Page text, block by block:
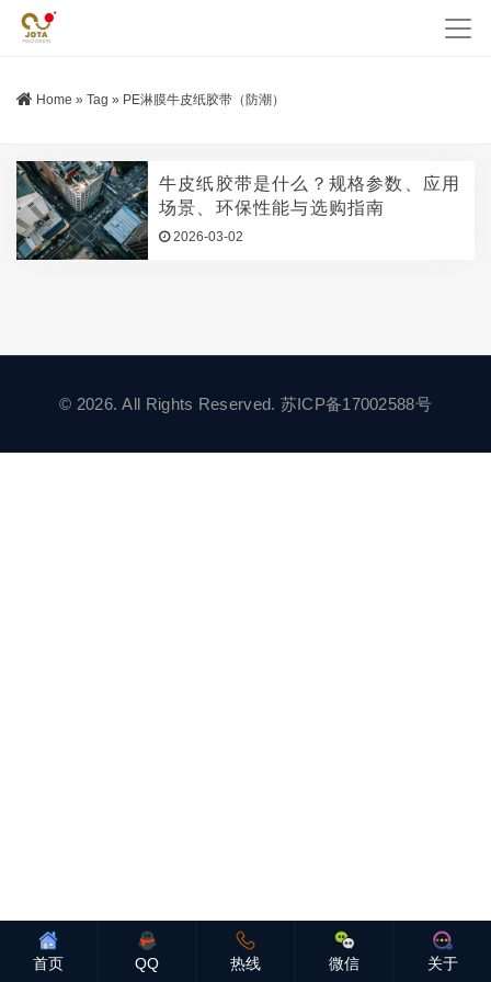
Home » Tag » PE淋膜牛皮纸胶带（防潮）
牛皮纸胶带是什么？规格参数、应用
场景、环保性能与选购指南
2026-03-02
© 2026. All Rights Reserved. 苏ICP备17002588号
首页 QQ 热线 微信 关于